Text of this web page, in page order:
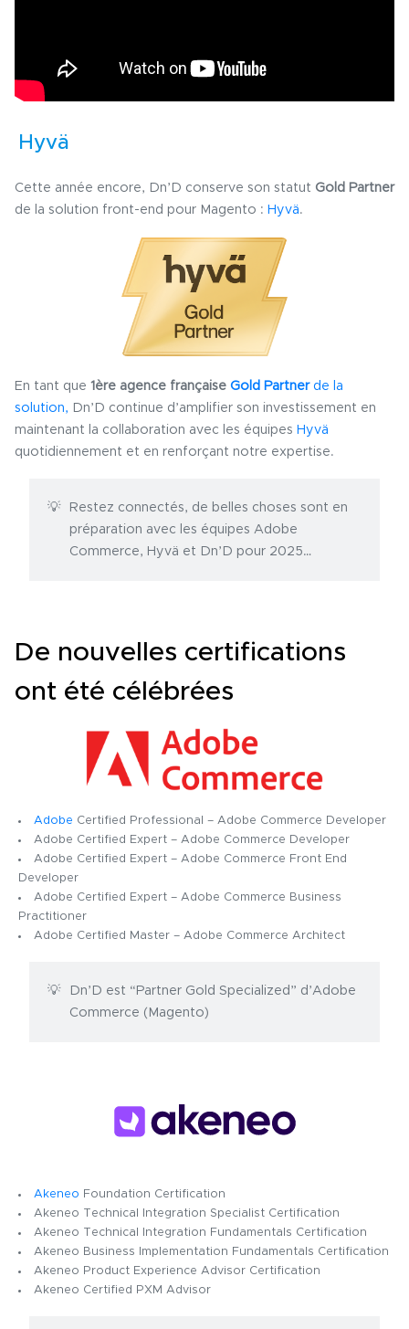
Hyvä
Cette année encore, Dn’D conserve son statut Gold Partner
de la solution front-end pour Magento : Hyvä.
En tant que 1ère agence française Gold Partner de la
solution, Dn’D continue d’amplifier son investissement en
maintenant la collaboration avec les équipes Hyvä
quotidiennement et en renforçant notre expertise.
Restez connectés, de belles choses sont en
préparation avec les équipes Adobe
Commerce, Hyvä et Dn’D pour 2025…
De nouvelles certifications
ont été célébrées
Adobe Certified Professional – Adobe Commerce Developer
Adobe Certified Expert – Adobe Commerce Developer
Adobe Certified Expert – Adobe Commerce Front End
Developer
Adobe Certified Expert – Adobe Commerce Business
Practitioner
Adobe Certified Master – Adobe Commerce Architect
Dn’D est “Partner Gold Specialized” d’Adobe
Commerce (Magento)
Akeneo Foundation Certification
Akeneo Technical Integration Specialist Certification
Akeneo Technical Integration Fundamentals Certification
Akeneo Business Implementation Fundamentals Certification
Akeneo Product Experience Advisor Certification
Akeneo Certified PXM Advisor